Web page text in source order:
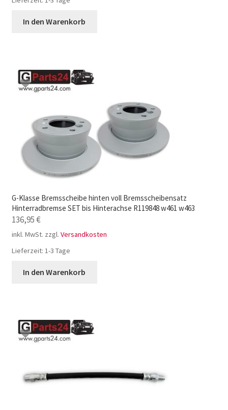
In den Warenkorb
G-Klasse Bremsscheibe hinten voll Bremsscheibensatz
Hinterradbremse SET bis Hinterachse R119848 w461 w463
136,95€
inkl. MwSt. zzgl. Versandkosten
Lieferzeit: 1-3 Tage
In den Warenkorb